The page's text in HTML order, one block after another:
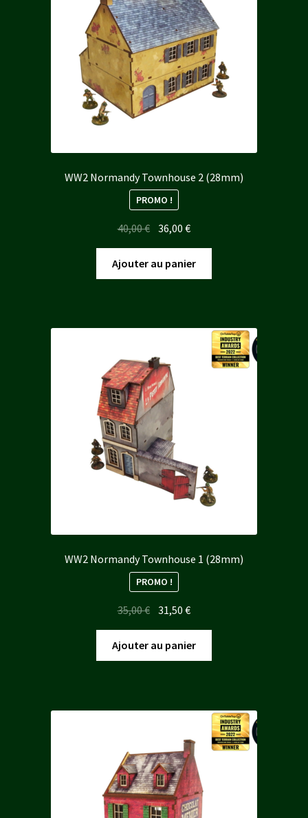
WW2 Normandy Townhouse 2 (28mm)
PROMO !
40,00€ Le
initial
était :
36,00€Le
actuel
est :
Ajouter au panier
WW2 Normandy Townhouse 1 (28mm)
PROMO !
35,00€ Le
prix
initial
était :
31,50€Le
prix
actuel
est :
Ajouter au panier